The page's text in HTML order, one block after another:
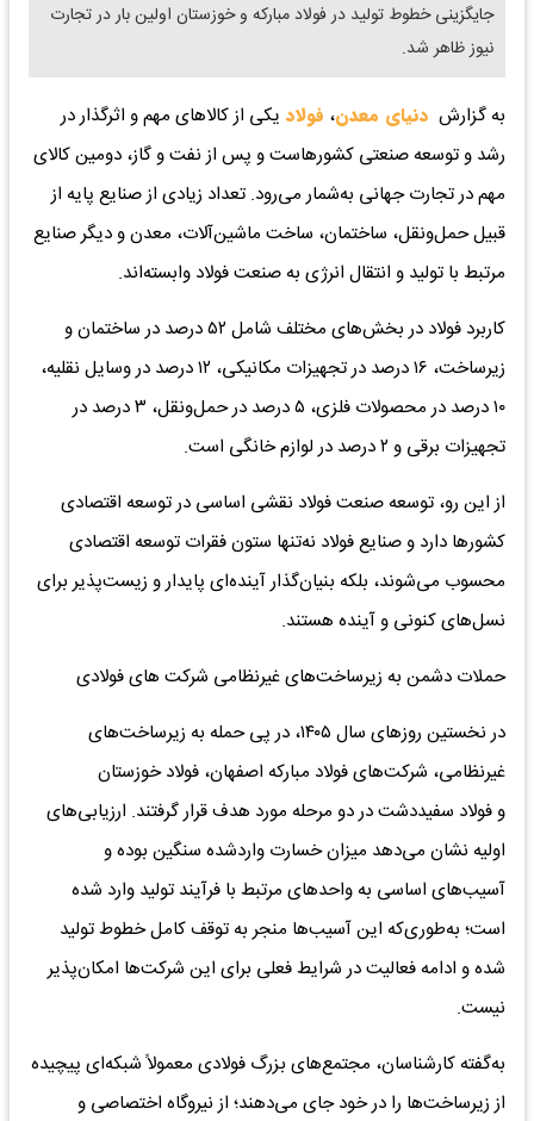
جایگزینی خطوط تولید در فولاد مبارکه و خوزستان اولین بار در تجارت
نیوز ظاهر شد.
به گزارش دنیای معدن، فولاد یکی از کالاهای مهم و اثرگذار در
رشد و توسعه صنعتی کشورهاست و پس از نفت و گاز، دومین کالای
مهم در تجارت جهانی به‌شمار می‌رود. تعداد زیادی از صنایع پایه از
قبیل حمل‌ونقل، ساختمان، ساخت ماشین‌آلات، معدن و دیگر صنایع
مرتبط با تولید و انتقال انرژی به صنعت فولاد وابسته‌اند.
کاربرد فولاد در بخش‌های مختلف شامل ۵۲ درصد در ساختمان و
زیرساخت، ۱۶ درصد در تجهیزات مکانیکی، ۱۲ درصد در وسایل نقلیه،
۱۰ درصد در محصولات فلزی، ۵ درصد در حمل‌ونقل، ۳ درصد در
تجهیزات برقی و ۲ درصد در لوازم خانگی است.
از این رو، توسعه صنعت فولاد نقشی اساسی در توسعه اقتصادی
کشورها دارد و صنایع فولاد نه‌تنها ستون فقرات توسعه اقتصادی
محسوب می‌شوند، بلکه بنیان‌گذار آینده‌ای پایدار و زیست‌پذیر برای
نسل‌های کنونی و آینده هستند.
حملات دشمن به زیرساخت‌های غیرنظامی شرکت ‌های فولادی
در نخستین روزهای سال ۱۴۰۵، در پی حمله به زیرساخت‌های
غیرنظامی، شرکت‌های فولاد مبارکه اصفهان، فولاد خوزستان
و فولاد سفیددشت در دو مرحله مورد هدف قرار گرفتند. ارزیابی‌های
اولیه نشان می‌دهد میزان خسارت واردشده سنگین بوده و
آسیب‌های اساسی به واحدهای مرتبط با فرآیند تولید وارد شده
است؛ به‌طوری‌که این آسیب‌ها منجر به توقف کامل خطوط تولید
شده و ادامه فعالیت در شرایط فعلی برای این شرکت‌ها امکان‌پذیر
نیست.
به‌گفته کارشناسان، مجتمع‌های بزرگ فولادی معمولاً شبکه‌ای پیچیده
از زیرساخت‌ها را در خود جای می‌دهند؛ از نیروگاه اختصاصی و